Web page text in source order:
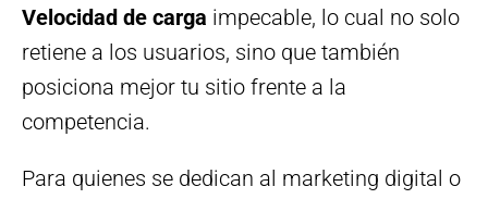
Velocidad de carga impecable, lo cual no solo
retiene a los usuarios, sino que también
posiciona mejor tu sitio frente a la
competencia.
Para quienes se dedican al marketing digital o